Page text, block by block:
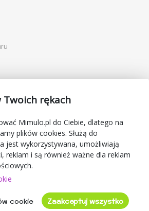
GDPR
Twoich rękach
Mimulo.pl do Ciebie, dlatego na
plików cookies. Służą do
jest wykorzystywana, umożliwiają
reklam i są również ważne dla reklam
cookie Zaakceptuj wszystko